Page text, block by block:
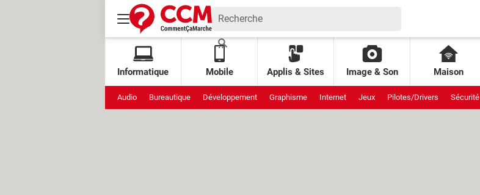
Informatique Mobile Applis & Sites Image & Son Maison
Audio Bureautique Développement Graphisme Internet Jeux Pilotes/Drivers Sécurité